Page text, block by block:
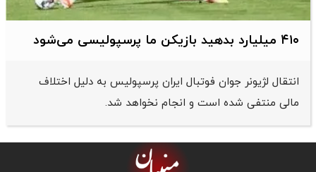
۴۱۰ میلیارد بدهید بازیکن ما پرسپولیسی می‌شود
انتقال لژیونر جوان فوتبال ایران پرسپولیس به دلیل اختلاف
مالی منتفی شده است و انجام نخواهد شد.